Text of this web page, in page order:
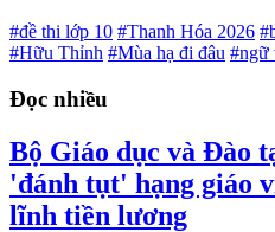
#đề thi lớp 10 #Thanh Hóa 2026
#Hữu Thỉnh #Mùa hạ đi đâu #ngữ
Đọc nhiều
Bộ Giáo dục và Đào
'đánh tụt' hạng giáo
lĩnh tiền lương